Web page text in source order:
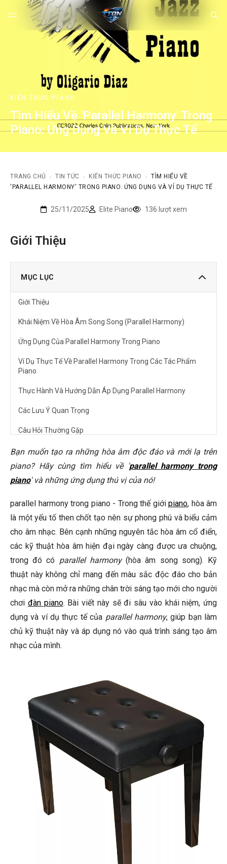
KIẾN THỨC PIANO
Tìm Hiểu Về 'Parallel Harmony' Trong
Piano: Ứng Dụng Và Ví Dụ Thực Tế
TRANG CHỦ / TIN TỨC / KIẾN THỨC PIANO /
TÌM HIỂU VỀ
'PARALLEL HARMONY' TRONG PIANO: ỨNG DỤNG VÀ VÍ DỤ THỰC TẾ
25/11/2025 Elite Piano 136 lượt xem
Giới Thiệu
MỤC LỤC
Giới Thiệu
Khái Niệm Về Hòa Âm Song Song (Parallel Harmony)
Ứng Dụng Của Parallel Harmony Trong Piano
Ví Dụ Thực Tế Về Parallel Harmony Trong Các Tác Phẩm
Piano
Thực Hành Và Hướng Dẫn Áp Dụng Parallel Harmony
Các Lưu Ý Quan Trọng
Câu Hỏi Thường Gặp
Parallel harmony có khó học không?
Tôi có thể sử dụng parallel harmony trong thể loại nhạc
nào?
Làm thế nào để tránh lạm dụng parallel harmony?
🎹 Khám Phá Piano Đẳng Cấp Tại Elite Piano
Bạn muốn tạo ra những hòa âm độc đáo và mới lạ trên
piano? Hãy cùng tìm hiểu về ' parallel harmony trong
piano' và những ứng dụng thú vị của nó!
parallel harmony trong piano - Trong thế giới piano, hòa âm
là một yếu tố then chốt tạo nên sự phong phú và biểu cảm
cho âm nhạc. Bên cạnh những nguyên tắc hòa âm cổ điển,
các kỹ thuật hòa âm hiện đại ngày càng được ưa chuộng,
trong đó có parallel harmony(hòa âm song song). Kỹ
thuật này không chỉ mang đến màu sắc độc đáo cho bản
nhạc mà còn mở ra những chân trời sáng tạo mới cho người
chơi đàn piano. Bài viết này sẽ đi sâu vào khái niệm, ứng
dụng và ví dụ thực tế của parallel harmony, giúp bạn làm
chủ kỹ thuật này và áp dụng nó vào quá trình sáng tạo âm
nhạc của mình.